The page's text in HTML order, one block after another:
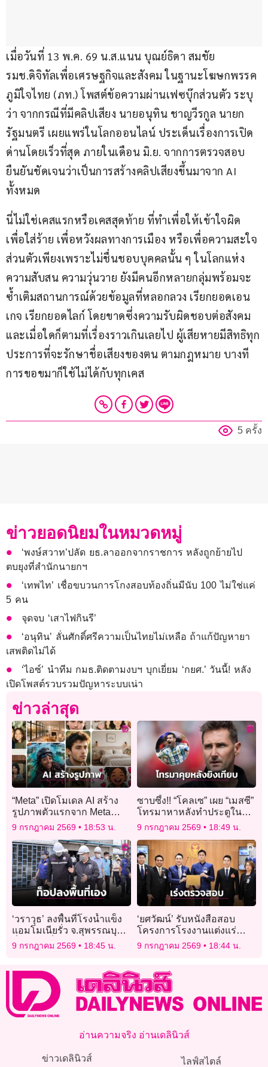
เมื่อวันที่ 13 พ.ค. 69 น.ส.แนน บุณย์ธิดา สมชัย
รมช.ดิจิทัลเพื่อเศรษฐกิจและสังคม ในฐานะโฆษกพรรค
ภูมิใจไทย (ภท.) โพสต์ข้อความผ่านเฟซบุ๊กส่วนตัว ระบุ
ว่า จากกรณีที่มีคลิปเสียง นายอนุทิน ชาญวีรกูล นายก
รัฐมนตรี เผยแพร่ในโลกออนไลน์ ประเด็นเรื่องการเปิด
ด่านโดยเร็วที่สุด ภายในเดือน มิ.ย. จากการตรวจสอบ
ยืนยันชัดเจนว่าเป็นการสร้างคลิปเสียงขึ้นมาจาก AI
ทั้งหมด
นี่ไม่ใช่เคสแรกหรือเคสสุดท้าย ที่ทำเพื่อให้เข้าใจผิด
เพื่อใส่ร้าย เพื่อหวังผลทางการเมือง หรือเพื่อความสะใจ
ส่วนตัวเพียงเพราะไม่ชื่นชอบบุคคลนั้น ๆ ในโลกแห่ง
ความสับสน ความวุ่นวาย ยังมีคนอีกหลายกลุ่มพร้อมจะ
ซ้ำเติมสถานการณ์ด้วยข้อมูลที่หลอกลวง เรียกยอดเอน
เกจ เรียกยอดไลก์ โดยขาดซึ่งความรับผิดชอบต่อสังคม
และเมื่อใดก็ตามที่เรื่องราวเกินเลยไป ผู้เสียหายมีสิทธิทุก
ประการที่จะรักษาชื่อเสียงของตน ตามกฎหมาย บางที
การขอขมาก็ใช้ไม่ได้กับทุกเคส
5 ครั้ง
ข่าวยอดนิยมในหมวดหมู่
‘พงษ์สวาท’ปลัด ยธ.ลาออกจากราชการ หลังถูกย้ายไป
ตบยุงที่สำนักนายกฯ
‘เทพไท’ เชื่อขบวนการโกงสอบท้องถิ่นมีนับ 100 ไม่ใช่แค่
5 คน
จุดจบ ‘เสาไฟกินรี’
‘อนุทิน’ ลั่นศักดิ์ศรีความเป็นไทยไม่เหลือ ถ้าแก้ปัญหายา
เสพติดไม่ได้
‘ไอซ์’ นำทีม กมธ.ติดตามงบฯ บุกเยี่ยม ‘กยศ.’ วันนี้! หลัง
เปิดโพสต์รวบรวมปัญหาระบบเน่า
ข่าวล่าสุด
“Meta” เปิดโมเดล AI สร้าง
รูปภาพตัวแรกจาก Meta
Superintelligence Labs
9 กรกฎาคม 2569 18:53 น.
ซาบซึ้ง!! “โคลเซ” เผย “เมสซี”
โทรมาหาหลังทำประตูใน
บอลโลกเทียบเท่า ก่อน
สุดท้ายแซงขึ้นอันดับ 1
9 กรกฎาคม 2569 18:49 น.
‘วราวุธ’ ลงพื้นที่โรงน้ำแข็ง
แอมโมเนียรั่ว จ.สุพรรณบุรี
สั่งปิดรง.ชั่วคราวแล้ว
9 กรกฎาคม 2569 18:45 น.
‘ยศวัฒน์’ รับหนังสือสอบ
โครงการโรงงานแต่งแร่
ฟลูออไรต์ จ.กาญจนบุรี
9 กรกฎาคม 2569 18:44 น.
อ่านความจริง อ่านเดลินิวส์
ข่าวเดลินิวส์ ไลฟ์สไตล์